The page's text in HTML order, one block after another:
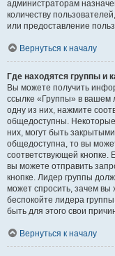
администраторам
количеству
или предоставление
Вернуться к началу
Где находятся группы и
Вы можете получить
ссылке «Группы» в вашем
одну из них, нажмите
общедоступны. Некоторые
них, могут быть
общедоступна, то вы
соответствующей кнопке.
вы можете отправить
кнопке. Лидер группы
может спросить, зачем вы
беспокойте лидера
быть для этого свои
Вернуться к началу